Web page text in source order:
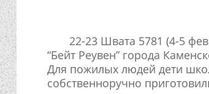
22-23 Швата 5781 (4-5
“Бейт Реувен” города
Для пожилых людей дети
собственноручно